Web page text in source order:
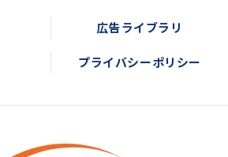
広告ライブラリ
プライバシーポリシー